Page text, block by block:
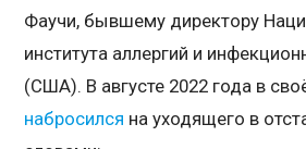
Фаучи, бывшему директору
института аллергий и
(США). В августе 2022 года в
набросился на уходящего в